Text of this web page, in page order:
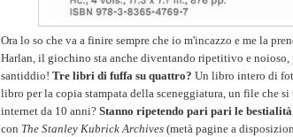
Ora lo so che va a finire sempre che io m'incazzo e me la
Harlan, il giochino sta anche diventando ripetitivo e noioso,
santiddio! Tre libri di fuffa su quattro? Un libro intero di
libro per la copia stampata della sceneggiatura, un file che si
internet da 10 anni? Stanno ripetendo pari pari le bestialità
con The Stanley Kubrick Archives (metà pagine a